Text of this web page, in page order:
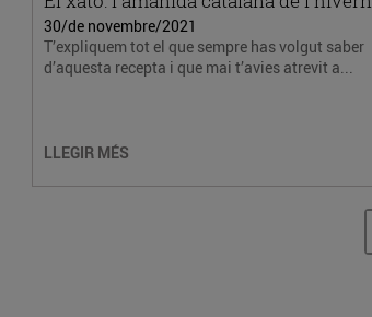
30/de novembre/2021
T’expliquem tot el que sempre has volgut saber
d’aquesta recepta i que mai t’avies atrevit a...
LLEGIR MÉS